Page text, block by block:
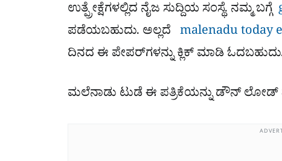
ಉತ್ಪ್ರೇಕ್ಷೆಗಳಲ್ಲಿದ ನೈಜ ಸುದ್ದಿಯ ಸಂಸ್ಥೆ. ನಮ್ಮ ಬಗ್ಗೆ
ಪಡೆಯಬಹುದು. ಅಲ್ಲದೆ malenadu today
ದಿನದ ಈ ಪೇಪರ್​ಗಳನ್ನು ಕ್ಲಿಕ್ ಮಾಡಿ
ಮಲೆನಾಡು ಟುಡೆ ಈ ಪತ್ರಿಕೆಯನ್ನು ಡೌನ್​ ಲೋಡ್